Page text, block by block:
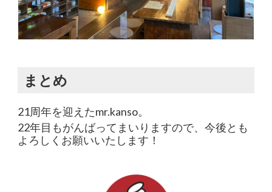
まとめ
21周年を迎えたmr.kanso。
22年目もがんばってまいりますので、今後とも
よろしくお願いいたします！